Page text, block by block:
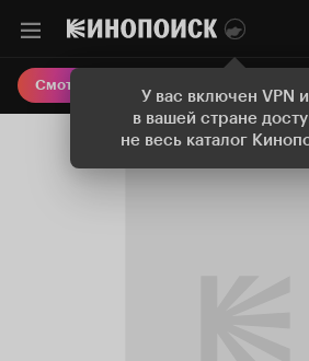
У вас включен VPN
в вашей стране
не весь каталог
Смотреть кино Онлайн-